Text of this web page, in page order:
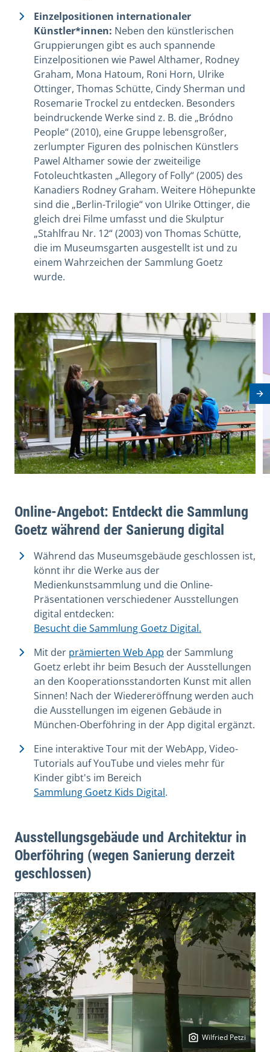
Einzelpositionen internationaler
Künstler*innen: Neben den künstlerischen
Gruppierungen gibt es auch spannende
Einzelpositionen wie Pawel Althamer, Rodney
Graham, Mona Hatoum, Roni Horn, Ulrike
Ottinger, Thomas Schütte, Cindy Sherman und
Rosemarie Trockel zu entdecken. Besonders
beindruckende Werke sind z. B. die „Bródno
People“(2010), eine Gruppe lebensgroßer,
zerlumpter Figuren des polnischen Künstlers
Pawel Althamer sowie der zweiteilige
Fotoleuchtkasten „Allegory of Folly“(2005) des
Kanadiers Rodney Graham. Weitere Höhepunkte
sind die „Berlin-Trilogie“von Ulrike Ottinger, die
gleich drei Filme umfasst und die Skulptur
„Stahlfrau Nr. 12“(2003) von Thomas Schütte,
die im Museumsgarten ausgestellt ist und zu
einem Wahrzeichen der Sammlung Goetz
wurde.
View image in modal
Online-Angebot: Entdeckt die Sammlung
Goetz während der Sanierung digital
Während das Museumsgebäude geschlossen ist,
könnt ihr die Werke aus der
Medienkunstsammlung und die Online-
Präsentationen verschiedener Ausstellungen
digital entdecken:
Besucht die Sammlung Goetz Digital.
Mit der prämierten Web App der Sammlung
Goetz erlebt ihr beim Besuch der Ausstellungen
an den Kooperationsstandorten Kunst mit allen
Sinnen! Nach der Wiedereröffnung werden auch
die Ausstellungen im eigenen Gebäude in
München-Oberföhring in der App digital ergänzt.
Eine interaktive Tour mit der WebApp, Video-
Tutorials auf YouTube und vieles mehr für
Kinder gibt's im Bereich
Sammlung Goetz Kids Digital.
Ausstellungsgebäude und Architektur in
Oberföhring (wegen Sanierung derzeit
geschlossen)
Wilfried Petzi